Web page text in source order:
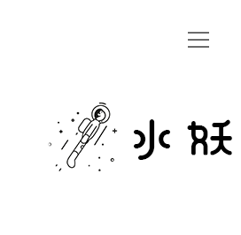
首页
关于
open
妖
视